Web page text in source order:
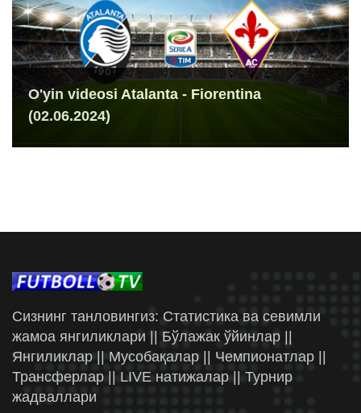
O'yin videosi Atalanta - Fiorentina
(02.06.2024)
Сизнинг танловингиз: Статистика ва севимли
жамоа янгиликлари || Бўлажак ўйинлар ||
Янгиликлар || Мусобақалар || Чемпионатлар ||
Трансферлар || LIVE натижалар || Турнир
жадваллари